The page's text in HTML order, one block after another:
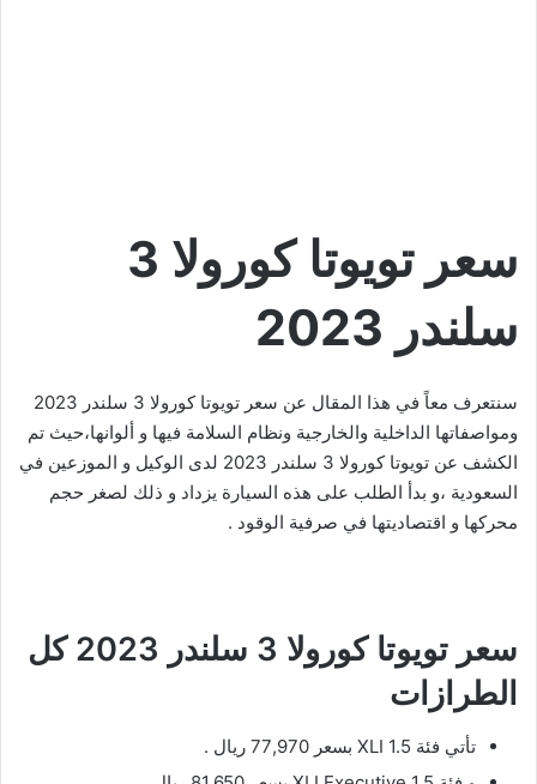
سعر تويوتا كورولا 3
سلندر 2023
سنتعرف معاً في هذا المقال عن سعر تويوتا كورولا 3 سلندر 2023
ومواصفاتها الداخلية والخارجية ونظام السلامة فيها و ألوانها،حيث تم
الكشف عن تويوتا كورولا 3 سلندر 2023 لدى الوكيل و الموزعين في
السعودية ،و بدأ الطلب على هذه السيارة يزداد و ذلك لصغر حجم
محركها و اقتصاديتها في صرفية الوقود .
سعر تويوتا كورولا 3 سلندر 2023 كل
الطرازات
تأتي فئة XLI 1.5 بسعر 77,970 ريال .